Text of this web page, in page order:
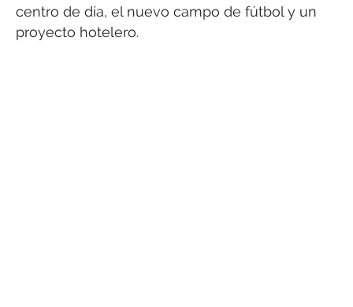
centro de día, el nuevo campo de fútbol y un
proyecto hotelero.